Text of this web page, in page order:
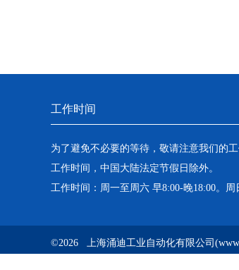
工作时间
为了避免不必要的等待，敬请注意我们的
工作时间，中国大陆法定节假日除外。
工作时间：周一至周六 早8:00-晚18:00。周
©2026 上海涌迪工业自动化有限公司